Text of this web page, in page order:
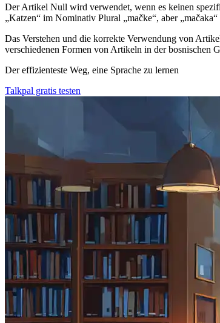
Der Artikel Null wird verwendet, wenn es keinen
„Katzen“ im Nominativ Plural „mačke“, aber
Das Verstehen und die korrekte Verwendung von
verschiedenen Formen von Artikeln in der bosnischen
Der effizienteste Weg, eine Sprache zu lernen
Talkpal gratis testen